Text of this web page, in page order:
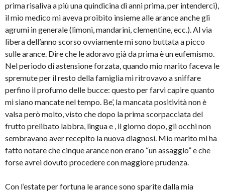
prima risaliva a più una quindicina di anni prima, per intenderci),
il mio medico mi aveva proibito insieme alle arance anche gli
agrumi in generale (limoni, mandarini, clementine, ecc.). Al via
libera dell’anno scorso ovviamente mi sono buttata a picco
sulle arance. Dire che le adoravo già da prima è un eufemismo.
Nel periodo di astensione forzata, quando mio marito faceva le
spremute per il resto della famiglia mi ritrovavo a sniffare
perfino il profumo delle bucce: questo per farvi capire quanto
mi siano mancate nel tempo. Be’, la mancata positività non è
valsa però molto, visto che dopo la prima scorpacciata del
frutto prelibato labbra, lingua e , il giorno dopo, gli occhi non
sembravano aver recepito la nuova diagnosi. Mio marito mi ha
fatto notare che cinque arance non erano “un assaggio” e che
forse avrei dovuto procedere con maggiore prudenza.
Con l’estate per fortuna le arance sono sparite dalla mia